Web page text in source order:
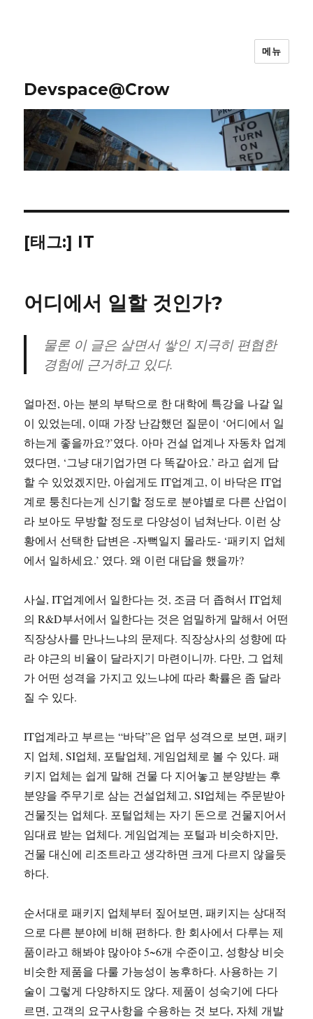
Devspace@Crow
메뉴
[태그:] IT
어디에서 일할 것인가?
물론 이 글은 살면서 쌓인 지극히 편협한
경험에 근거하고 있다.
얼마전, 아는 분의 부탁으로 한 대학에 특강을 나갈 일
이 있었는데, 이때 가장 난감했던 질문이 ‘어디에서 일
하는게 좋을까요?’였다. 아마 건설 업계나 자동차 업계
였다면, ‘그냥 대기업가면 다 똑같아요.’ 라고 쉽게 답
할 수 있었겠지만, 아쉽게도 IT업계고, 이 바닥은 IT업
계로 퉁친다는게 신기할 정도로 분야별로 다른 산업이
라 보아도 무방할 정도로 다양성이 넘쳐난다. 이런 상
황에서 선택한 답변은 -자뻑일지 몰라도- ‘패키지 업체
에서 일하세요.’ 였다. 왜 이런 대답을 했을까?
사실, IT업계에서 일한다는 것, 조금 더 좁혀서 IT업체
의 R&D부서에서 일한다는 것은 엄밀하게 말해서 어떤
직장상사를 만나느냐의 문제다. 직장상사의 성향에 따
라 야근의 비율이 달라지기 마련이니까. 다만, 그 업체
가 어떤 성격을 가지고 있느냐에 따라 확률은 좀 달라
질 수 있다.
IT업계라고 부르는 “바닥”은 업무 성격으로 보면, 패키
지 업체, SI업체, 포탈업체, 게임업체로 볼 수 있다. 패
키지 업체는 쉽게 말해 건물 다 지어놓고 분양받는 후
분양을 주무기로 삼는 건설업체고, SI업체는 주문받아
건물짓는 업체다. 포털업체는 자기 돈으로 건물지어서
임대료 받는 업체다. 게임업계는 포털과 비슷하지만,
건물 대신에 리조트라고 생각하면 크게 다르지 않을듯
하다.
순서대로 패키지 업체부터 짚어보면, 패키지는 상대적
으로 다른 분야에 비해 편하다. 한 회사에서 다루는 제
품이라고 해봐야 많아야 5~6개 수준이고, 성향상 비슷
비슷한 제품을 다룰 가능성이 농후하다. 사용하는 기
술이 그렇게 다양하지도 않다. 제품이 성숙기에 다다
르면, 고객의 요구사항을 수용하는 것 보다, 자체 개발